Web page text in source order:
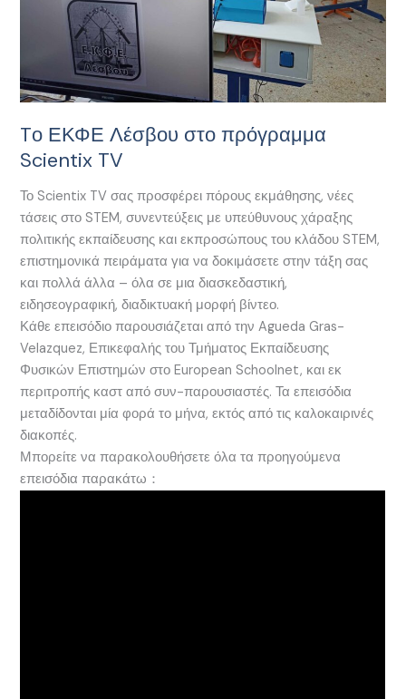
Tο ΕΚΦΕ Λέσβου στο πρόγραμμα
Scientix TV
Το Scientix TV σας προσφέρει πόρους εκμάθησης, νέες
τάσεις στο STEM, συνεντεύξεις με υπεύθυνους χάραξης
πολιτικής εκπαίδευσης και εκπροσώπους του κλάδου STEM,
επιστημονικά πειράματα για να δοκιμάσετε στην τάξη σας
και πολλά άλλα – όλα σε μια διασκεδαστική,
ειδησεογραφική, διαδικτυακή μορφή βίντεο.
Κάθε επεισόδιο παρουσιάζεται από την Agueda Gras-
Velazquez, Επικεφαλής του Τμήματος Εκπαίδευσης
Φυσικών Επιστημών στο European Schoolnet, και εκ
περιτροπής καστ από συν-παρουσιαστές. Τα επεισόδια
μεταδίδονται μία φορά το μήνα, εκτός από τις καλοκαιρινές
διακοπές.
Μπορείτε να παρακολουθήσετε όλα τα προηγούμενα
επεισόδια παρακάτω：